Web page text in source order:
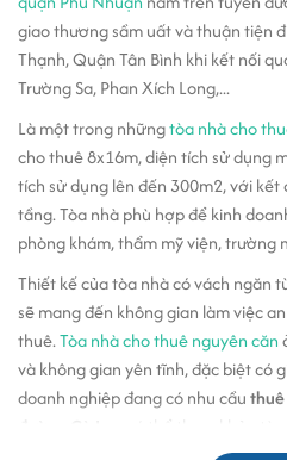
giao thương sầm uất và thuận tiện
Thạnh, Quận Tân Bình khi kết nối
Trường Sa, Phan Xích Long,...
Là một trong nhữngtòa nhà cho
cho thuê 8x16m, diện tích sử dụng
tích sử dụng lên đến 300m2, với
tầng. Tòa nhà phù hợp để kinh
phòng khám, thẩm mỹ viện, trường
Thiết kế của tòa nhà có vách ngăn
sẽ mang đến không gian làm việc
thuê.Tòa nhà cho thuê nguyên căn
và không gian yên tĩnh, đặc biệt có
doanh nghiệp đang có nhu cầu